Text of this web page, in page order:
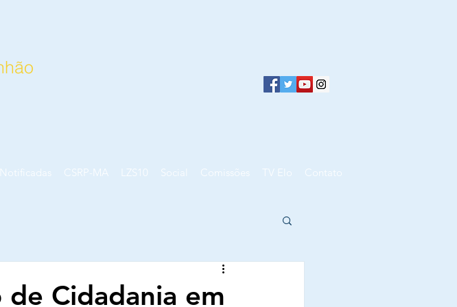
CSRP-MA LZS10 Social Comissões TV Elo Contato
Cidadania em